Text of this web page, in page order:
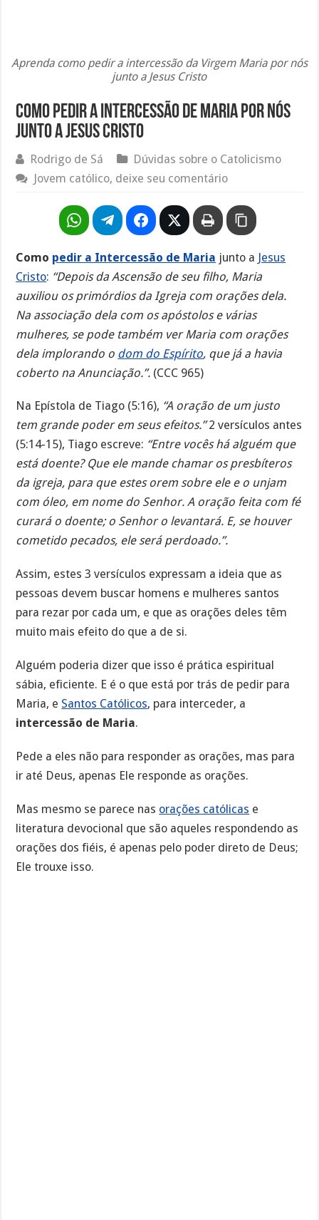
Aprenda como pedir a intercessão da Virgem Maria por nós
junto a Jesus Cristo
Como pedir a intercessão de Maria por nós
junto a Jesus Cristo
Rodrigo de Sá
Dúvidas sobre o Catolicismo
Jovem católico, deixe seu comentário
Como pedir a Intercessão de Maria junto a Jesus
Cristo: “Depois da Ascensão de seu filho, Maria
auxiliou os primórdios da Igreja com orações dela.
Na associação dela com os apóstolos e várias
mulheres, se pode também ver Maria com orações
dela implorando o dom do Espírito, que já a havia
coberto na Anunciação.”. (CCC 965)
Na Epístola de Tiago (5:16), “A oração de um justo
tem grande poder em seus efeitos.”2 versículos antes
(5:14-15), Tiago escreve: “Entre vocês há alguém que
está doente? Que ele mande chamar os presbíteros
da igreja, para que estes orem sobre ele e o unjam
com óleo, em nome do Senhor. A oração feita com fé
curará o doente; o Senhor o levantará. E, se houver
cometido pecados, ele será perdoado.”.
Assim, estes 3 versículos expressam a ideia que as
pessoas devem buscar homens e mulheres santos
para rezar por cada um, e que as orações deles têm
muito mais efeito do que a de si.
Alguém poderia dizer que isso é prática espiritual
sábia, eficiente. E é o que está por trás de pedir para
Maria, e Santos Católicos, para interceder, a
intercessão de Maria.
Pede a eles não para responder as orações, mas para
ir até Deus, apenas Ele responde as orações.
Mas mesmo se parece nas orações católicas e
literatura devocional que são aqueles respondendo as
orações dos fiéis, é apenas pelo poder direto de Deus;
Ele trouxe isso.